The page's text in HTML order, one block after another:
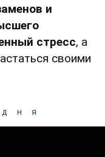
и
стресс, а
своими